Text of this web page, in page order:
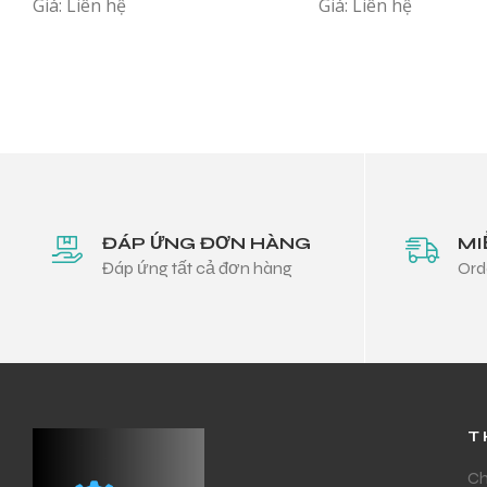
Giá: Liên hệ Giá: Liên hệ
ĐÁP ỨNG ĐƠN HÀNG
Đáp ứng tất cả đơn hàng